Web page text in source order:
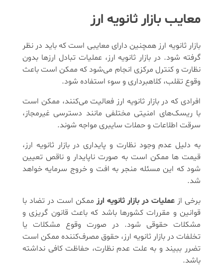
معایب بازار ثانویه ارز
بازار ثانویه ارز همچنین دارای معایبی است که باید در نظر
گرفته شود. در بازار ثانویه ارز، عملیات تبادل ارزها بدون
نظارت و کنترل مرکزی انجام می‌شود که ممکن است باعث
وقوع تقلب، کلاهبرداری و سوء استفاده شود.
افرادی که در بازار ثانویه ارز فعالیت می‌کنند، ممکن است
با ریسک‌های امنیتی مختلفی مانند دسترسی غیرمجاز،
سرقت اطلاعات و حملات سایبری مواجه شوند.
به دلیل عدم وجود نظارت و پایداری در بازار ثانویه ارز،
قیمت ‌ها ممکن است به صورت ناپایدار و ناقص تعیین
شود که این مسئله منجر به افت و خروج سرمایه خواهد
شد.
برخی از عملیات در بازار ثانویه ارز ممکن است در تضاد با
قوانین و مقررات کشورها باشد که باعث قانون گریزی و
مشکلات حقوقی شود. در صورت وقوع مشکلات یا
تخلفات در بازار ثانویه ارز، حقوق مصرف‌کننده ممکن است
تضرر ببیند و به علت عدم نظارت، حفاظت کافی نداشته
باشد.